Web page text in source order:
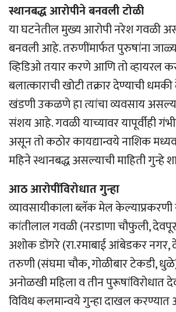
स्थानबद्ध आरोपीने बनवली टोळी
या घटनेतील मुख्य आरोपी नरेश गवळी
बनवली आहे. तरुणींमार्फत पुरुषांना
व्हिडिओ तयार करणे आणि तो व्हायरल
बलात्काराची खोटी तक्रार देण्याची
खंडणी उकळणे हा त्यांचा व्यवसाय
संशय आहे. गवळी याच्यावर यापूर्वीही
असून तो कठोर कायद्यान्वये नाशिक
महिने स्थानबद्ध असल्याची माहिती गुन्हे
आठ आरोपींविरोधात गुन्हा
व्यावसायीकाला ब्लॅक मेल
कांतीलाल गवळी (नरडाणा चौफुली,
अशोक डोंगरे (रा.रमाबाई आंबेडकर नगर,
तरुणी (संघमा चौक, गोळीबार टेकडी,
अनोळखी महिला व तीन पुरूषांविरोधात
विविध कलमान्वये गुन्हा दाखल